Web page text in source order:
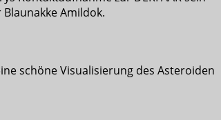
Amildok.
schöne Visualisierung des Asteroiden